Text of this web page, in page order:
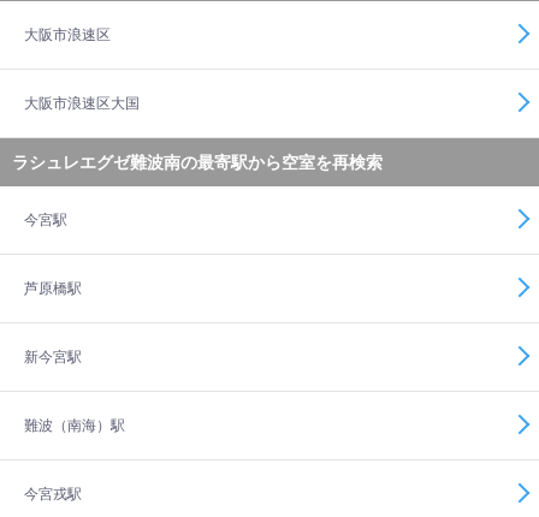
大阪市浪速区
大阪市浪速区大国
ラシュレエグゼ難波南の最寄駅から空室を再検索
今宮駅
芦原橋駅
新今宮駅
難波（南海）駅
今宮戎駅